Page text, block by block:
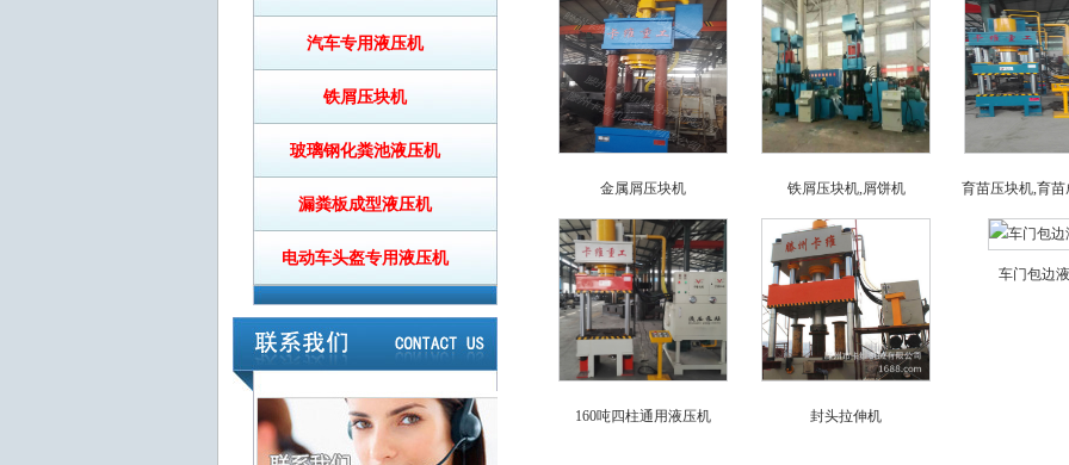
汽车专用液压机
铁屑压块机
玻璃钢化粪池液压机
漏粪板成型液压机
电动车头盔专用液压机
金属屑压块机 铁屑压块机,屑饼机 育苗压块机,育
160吨四柱通用液压机 封头拉伸机
车门包边